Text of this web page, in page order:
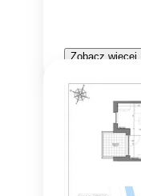
Zobacz więcej